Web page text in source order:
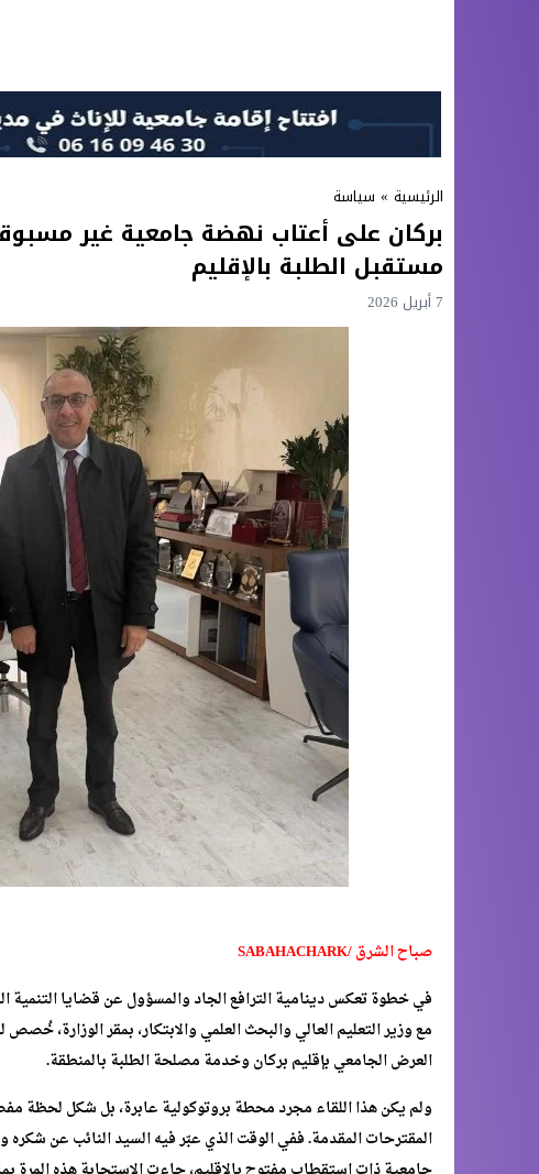
الرئيسية » سياسة
بركان على أعتاب نهضة جامعية غير
مستقبل الطلبة بالإقليم
7 أبريل 2026
صباح الشرق /SABAHACHARK
في خطوة تعكس دينامية الترافع الجاد والمسؤول عن قضايا التنمية
مع وزير التعليم العالي والبحث العلمي والابتكار، بمقر الوزارة،
العرض الجامعي بإقليم بركان وخدمة مصلحة الطلبة بالمنطقة.
ولم يكن هذا اللقاء مجرد محطة بروتوكولية عابرة، بل شكل لحظة
المقترحات المقدمة. ففي الوقت الذي عبّر فيه السيد النائب عن